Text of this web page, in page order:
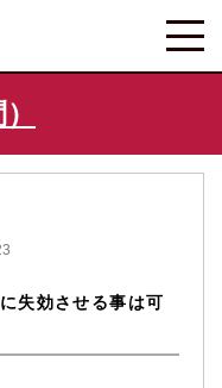
失効させる事は可